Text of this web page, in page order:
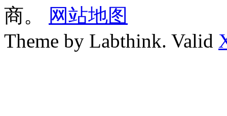
商。
网站地图
Theme by Labthink. Valid